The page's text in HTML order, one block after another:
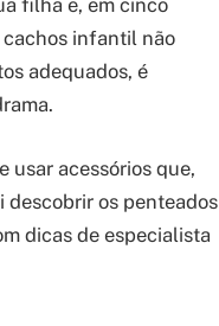
filha e, em cinco
cachos infantil não
adequados, é
usar acessórios que,
descobrir os penteados
dicas de especialista